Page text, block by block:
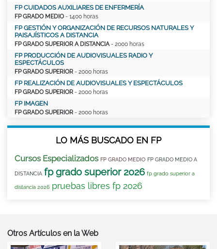
FP CUIDADOS AUXILIARES DE ENFERMERÍA
FP GRADO MEDIO - 1400 horas
FP GESTIÓN Y ORGANIZACIÓN DE RECURSOS NATURALES Y
PAISAJÍSTICOS A DISTANCIA
FP GRADO SUPERIOR A DISTANCIA - 2000 horas
FP PRODUCCIÓN DE AUDIOVISUALES RADIO Y
ESPECTÁCULOS
FP GRADO SUPERIOR - 2000 horas
FP REALIZACIÓN DE AUDIOVISUALES Y ESPECTÁCULOS
FP GRADO SUPERIOR - 2000 horas
FP IMAGEN
FP GRADO SUPERIOR - 2000 horas
LO MÁS BUSCADO EN FP
Cursos Especializados FP GRADO MEDIO FP GRADO MEDIO A
DISTANCIA fp grado superior 2026 fp grado superior a
distancia 2026 pruebas libres fp 2026
Otros Artículos en la Web